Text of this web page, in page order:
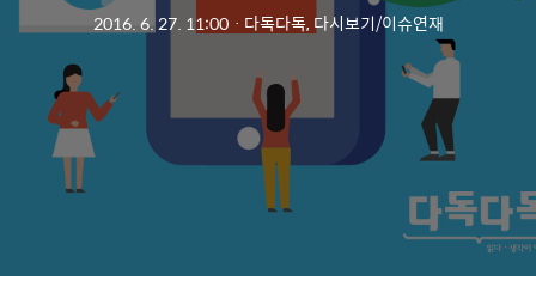
2016. 6. 27. 11:00ㆍ 다독다독, 다시보기/이슈연재